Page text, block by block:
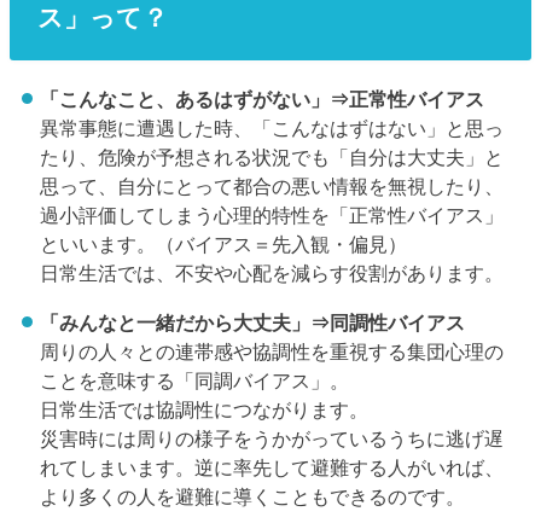
ス」って？
「こんなこと、あるはずがない」⇒正常性バイアス
異常事態に遭遇した時、「こんなはずはない」と思っ
たり、危険が予想される状況でも「自分は大丈夫」と
思って、自分にとって都合の悪い情報を無視したり、
過小評価してしまう心理的特性を「正常性バイアス」
といいます。（バイアス＝先入観・偏見）
日常生活では、不安や心配を減らす役割があります。
「みんなと一緒だから大丈夫」⇒同調性バイアス
周りの人々との連帯感や協調性を重視する集団心理の
ことを意味する「同調バイアス」。
日常生活では協調性につながります。
災害時には周りの様子をうかがっているうちに逃げ遅
れてしまいます。逆に率先して避難する人がいれば、
より多くの人を避難に導くこともできるのです。